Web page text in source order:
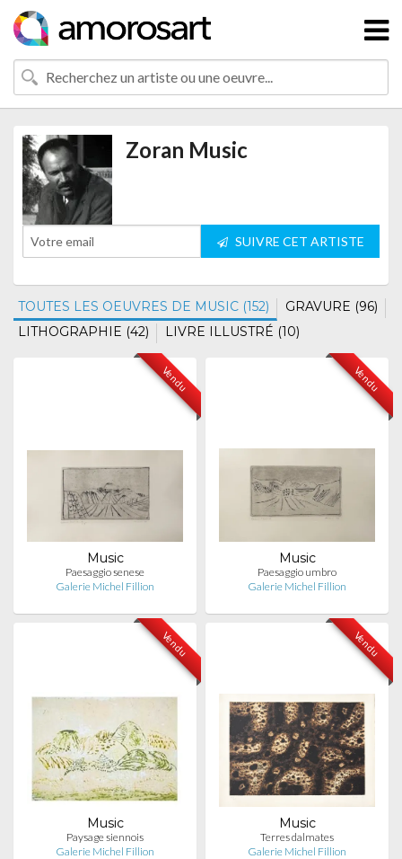
Zoran Music
SUIVRE CET ARTISTE
TOUTES LES OEUVRES DE MUSIC (152)
GRAVURE (96)
LITHOGRAPHIE (42)
LIVRE ILLUSTRÉ (10)
Vendu
Music
Paesaggio senese
Galerie Michel Fillion
Vendu
Music
Paesaggio umbro
Galerie Michel Fillion
Vendu
Music
Paysage siennois
Galerie Michel Fillion
Vendu
Music
Terres dalmates
Galerie Michel Fillion